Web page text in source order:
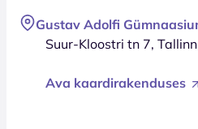
Gustav Adolfi
Suur-Kloostri tn 7,
Ava kaardirakenduses